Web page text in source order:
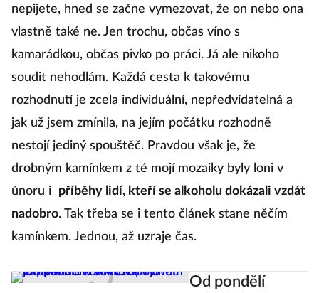
nepijete, hned se začne vymezovat, že on nebo ona
vlastně také ne. Jen trochu, občas víno s
kamarádkou, občas pivko po práci. Já ale nikoho
soudit nehodlám. Každá cesta k takovému
rozhodnutí je zcela individuální, nepředvídatelná a
jak už jsem zmínila, na jejím počátku rozhodně
nestojí jediný spouštěč. Pravdou však je, že
drobným kamínkem z té mojí mozaiky byly loni v
únoru i
příběhy lidí, kteří se alkoholu dokázali vzdát
nadobro. Tak třeba se i tento článek stane něčím
kamínkem. Jednou, až uzraje čas.
Od pondělí